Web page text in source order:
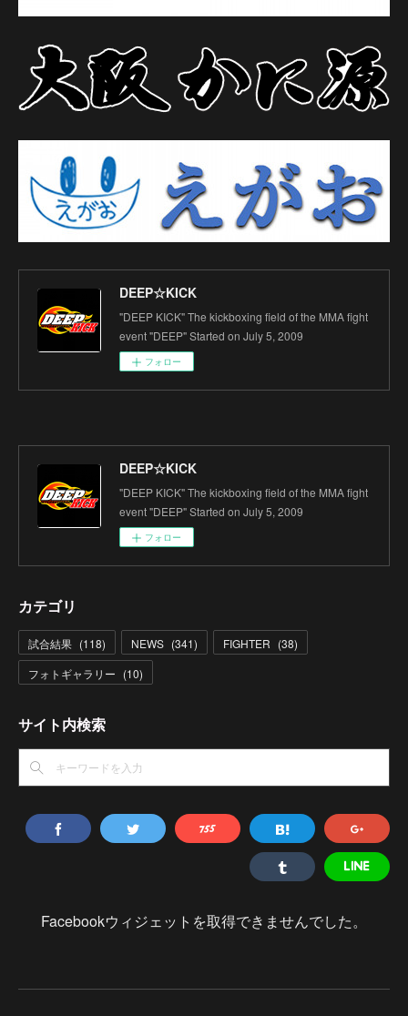
DEEP☆KICK
"DEEP KICK" The kickboxing field of the MMA fight
event "DEEP" Started on July 5, 2009
フォロー
DEEP☆KICK
"DEEP KICK" The kickboxing field of the MMA fight
event "DEEP" Started on July 5, 2009
フォロー
カテゴリ
試合結果 (118) NEWS (341) FIGHTER (38)
フォトギャラリー (10)
サイト内検索
Facebookウィジェットを取得できませんでした。